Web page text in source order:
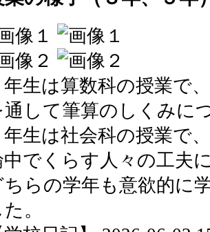
年生は算数科の授業で
通して筆算のしくみに
年生は社会科の授業で
中でくらす人々の工夫
ちらの学年も意欲的に
。